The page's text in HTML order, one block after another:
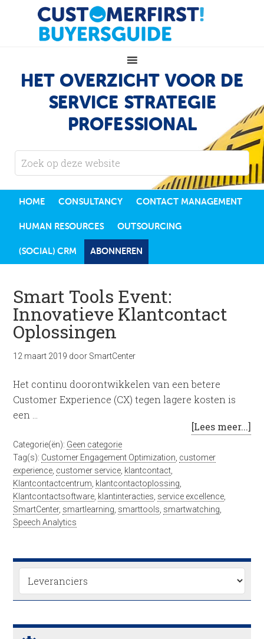
HET OVERZICHT VOOR DE
SERVICE STRATEGIE
PROFESSIONAL
HOME CONSULTANCY CONTACT MANAGEMENT
HUMAN RESOURCES OUTSOURCING
(SOCIAL) CRM ABONNEREN
Smart Tools Event:
Innovatieve Klantcontact
Oplossingen
12 maart 2019 door SmartCenter
Het continu doorontwikkelen van een betere
Customer Experience (CX) tegen lagere kosten is
een …
[Lees meer...]
Categorie(ën): Geen categorie
Tag(s): Customer Engagement Optimization customer
experience customer service klantcontact
Klantcontactcentrum klantcontactoplossing
Klantcontactsoftware klantinteracties service excellence
SmartCenter, smartlearning smarttools smartwatching
Speech Analytics